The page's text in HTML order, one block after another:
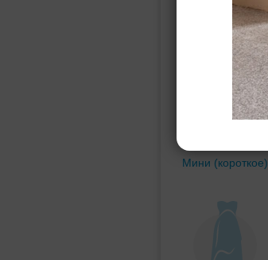
Ампир
(греческий)
Мини (короткое)